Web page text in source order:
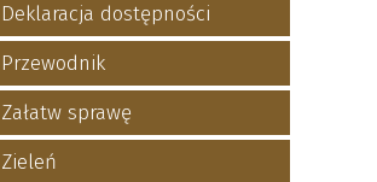
Deklaracja dostępności
Przewodnik
Załatw sprawę
Zieleń